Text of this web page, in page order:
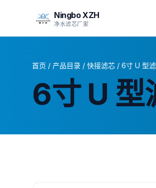
Ningbo XZH
净水滤芯厂家
首页 / 产品目录 / 快接滤芯 / 6寸 U 型
6寸 U 型